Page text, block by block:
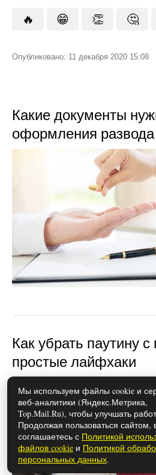
🔥 😁 👏 🤔
Опубликовано: 11 декабря 2020 15:08
Какие документы
оформления развода
Как убрать паутину с
простые лайфхаки
Мы используем файлы cookie и
веб-аналитики (Яндекс.Метрика,
Top.Mail.Ru), чтобы улучшать
Продолжая пользоваться сайтом,
соглашаетесь с Политикой
файлов cookie и Политикой
персональных данных.